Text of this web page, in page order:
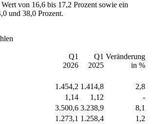
von 16,6 bis 17,2 Prozent sowie ein
und 38,0 Prozent.
Q1
2026
Q1
2025
Veränderung
in %
1.454,2 1.414,8
2,8
1,14 1,12
-
3.500,6 3.238,9
8,1
1.273,1 1.258,4
1,2